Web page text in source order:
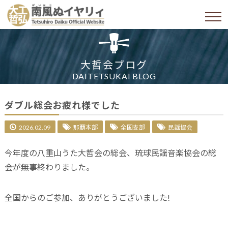
大哲会ブログ
DAITETSUKAI BLOG
ダブル総会お疲れ様でした
2026.02.09 那覇本部 全国支部 民謡協会
今年度の八重山うた大哲会の総会、琉球民謡音楽協会の総
会が無事終わりました。
全国からのご参加、ありがとうございました!